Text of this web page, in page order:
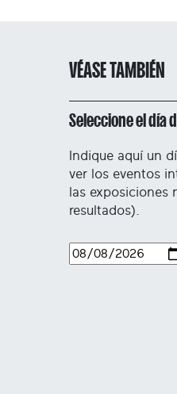
VÉASE TAMBIÉN
Seleccione el día
Indique aquí un
ver los eventos
las exposiciones
resultados).